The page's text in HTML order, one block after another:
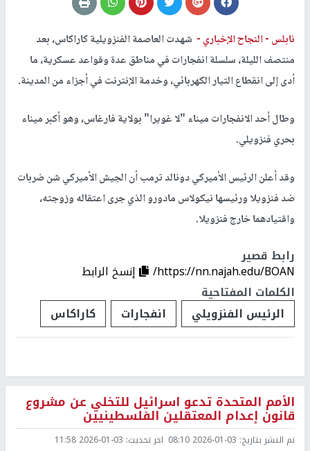
نابلس -النجاح الإخباري - شهدت العاصمة الفنزويلية كاراكاس، بعد
منتصف الليلة، سلسلة انفجارات في مناطق عدة وقواعد عسكرية، ما
أدى إلى انقطاع التيار الكهربائي، وخدمة الإنترنت في أجزاء من المدينة.
وطال أحد الانفجارات ميناء "لا غويرا" بولاية فارغاس، وهو أكبر ميناء
بحري فنزويلي.
وقد أعلن الرئيس الأميركي دونالد ترمب أن الجيش الأميركي شن ضربات
ضد فنزويلا ورئيسها نيكولاس مادورو الذي جرى اعتقاله وزوجته،
واقتيادهما خارج فنزويلا.
رابط قصير
https://nn.najah.edu/BOAN/
إنسخ الرابط
الكلمات المفتاحية
الرئيس الفنزويلي
انفجارات كاراكاس
الأمم المتحدة تدعو اسرائيل للتخلي عن مشروع
قانون إعدام المعتقلين الفلسطينيين
تم النشر بتاريخ: 2026-01-03 08:10 اخر تحديث: 2026-01-03 11:58